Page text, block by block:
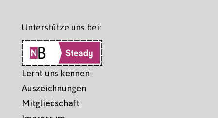
Unterstütze uns bei:
Lernt uns kennen!
Auszeichnungen
Mitgliedschaft